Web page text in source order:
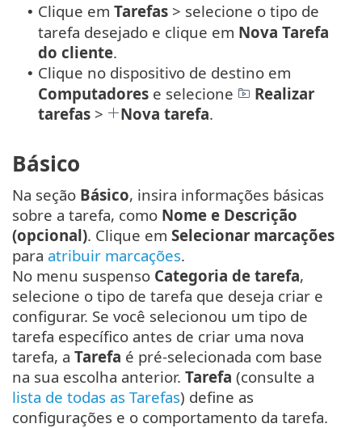
• Clique em Tarefas > selecione o tipo de
tarefa desejado e clique em Nova Tarefa
do cliente.
• Clique no dispositivo de destino em
Computadores e selecione
Realizar
tarefas > Nova tarefa.
Básico
Na seção Básico, insira informações básicas
sobre a tarefa, como Nome e Descrição
(opcional). Clique em Selecionar marcações
para atribuir marcações.
No menu suspenso Categoria de tarefa,
selecione o tipo de tarefa que deseja criar e
configurar. Se você selecionou um tipo de
tarefa específico antes de criar uma nova
tarefa, a Tarefa é pré-selecionada com base
na sua escolha anterior. Tarefa (consulte a
lista de todas as Tarefas) define as
configurações e o comportamento da tarefa.